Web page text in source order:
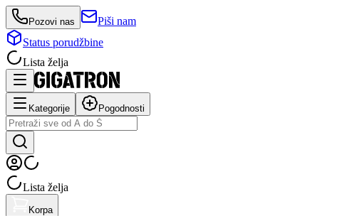
Pozovi nas
Piši nam
Status porudžbine
Lista želja
Kategorije Pogodnosti
Lista želja
Korpa